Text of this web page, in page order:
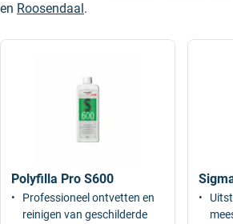
en Roosendaal .
Polyfilla Pro S600
Professioneel ontvetten en
reinigen van geschilderde